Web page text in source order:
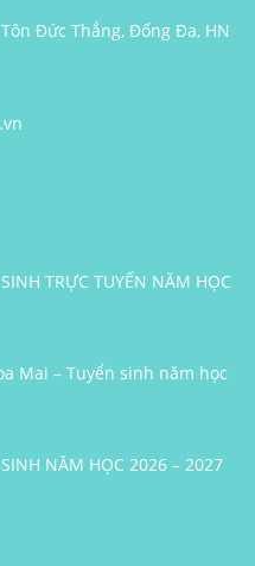
Đức Thắng, Đống Đa, HN
TRỰC TUYẾN NĂM HỌC
Mai – Tuyển sinh năm học
NĂM HỌC 2026 – 2027